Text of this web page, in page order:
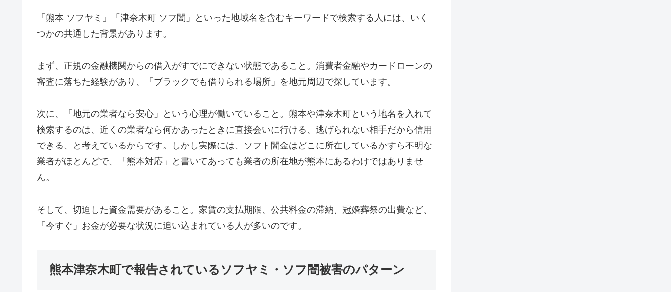
「熊本 ソフヤミ」「津奈木町 ソフ闇」といった地域名を含むキーワードで検索する人には、いく
つかの共通した背景があります。
まず、正規の金融機関からの借入がすでにできない状態であること。消費者金融やカードローンの
審査に落ちた経験があり、「ブラックでも借りられる場所」を地元周辺で探しています。
次に、「地元の業者なら安心」という心理が働いていること。熊本や津奈木町という地名を入れて
検索するのは、近くの業者なら何かあったときに直接会いに行ける、逃げられない相手だから信用
できる、と考えているからです。しかし実際には、ソフト闇金はどこに所在しているかすら不明な
業者がほとんどで、「熊本対応」と書いてあっても業者の所在地が熊本にあるわけではありませ
ん。
そして、切迫した資金需要があること。家賃の支払期限、公共料金の滞納、冠婚葬祭の出費など、
「今すぐ」お金が必要な状況に追い込まれている人が多いのです。
熊本津奈木町で報告されているソフヤミ・ソフ闇被害のパターン